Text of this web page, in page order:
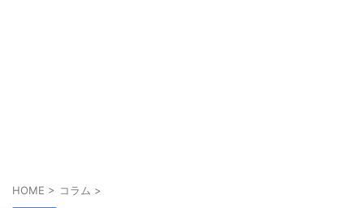
HOME > コラム >